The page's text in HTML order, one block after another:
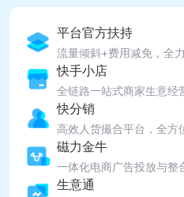
平台官方扶持
流量倾斜+费用减免，全
快手小店
全链路一站式商家生意经
快分销
高效人货撮合平台，全方
磁力金牛
一体化电商广告投放与整
生意通